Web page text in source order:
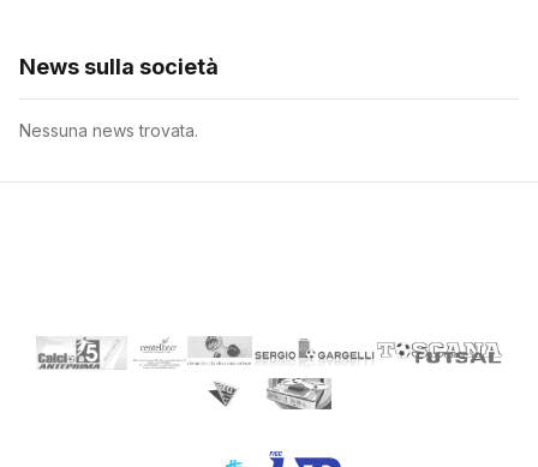
News sulla società
Nessuna news trovata.